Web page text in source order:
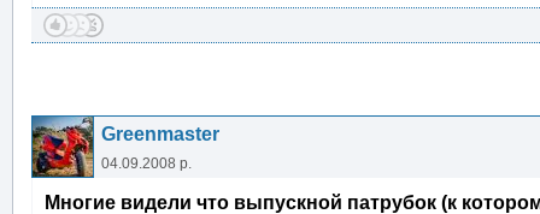
Greenmaster
04.09.2008 р.
Многие видели что выпускной патрубок (к